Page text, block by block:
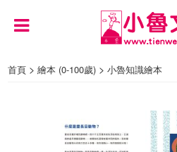
首頁 >繪本 (0-100歲) >小魯知識繪本